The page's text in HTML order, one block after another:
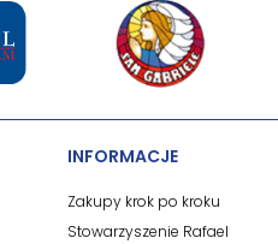
INFORMACJE
Zakupy krok po kroku
Stowarzyszenie Rafael